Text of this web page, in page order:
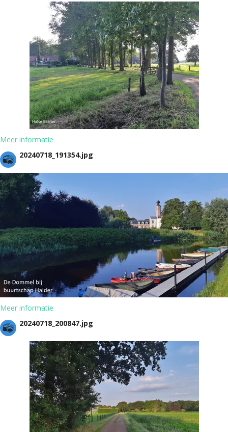
Meer informatie
20240718_191354.jpg
Meer informatie
20240718_200847.jpg